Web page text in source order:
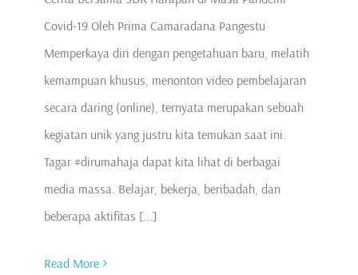
Covid-19 Oleh Prima Camaradana Pangestu
Memperkaya diri dengan pengetahuan baru, melatih
kemampuan khusus, menonton video pembelajaran
secara daring (online), ternyata merupakan sebuah
kegiatan unik yang justru kita temukan saat ini.
Tagar #dirumahaja dapat kita lihat di berbagai
media massa. Belajar, bekerja, beribadah, dan
beberapa aktifitas [...]
Read More